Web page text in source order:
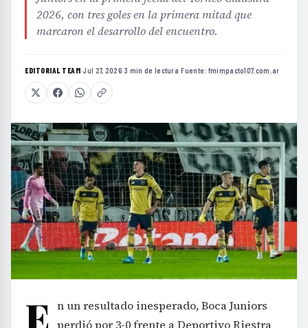
2026, con tres goles en la primera mitad que
marcaron el desarrollo del encuentro.
EDITORIAL TEAM·Jul 27, 2026·3 min de lectura·Fuente: fmimpacto107.com.ar
E n un resultado inesperado, Boca Juniors
perdió por 3-0 frente a Deportivo Riestra